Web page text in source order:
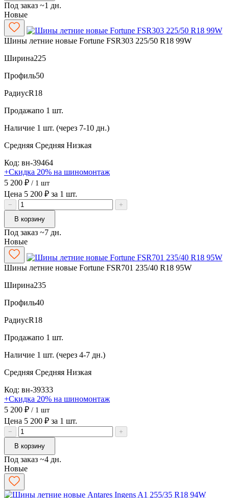
Под заказ ~1 дн.
Новые
Шины летние новые Fortune FSR303 225/50 R18 99W
Ширина225
Профиль50
РадиусR18
Продажапо 1 шт.
Наличие 1 шт. (через 7-10 дн.)
Средняя Средняя Низкая
Код: вн-39464
+Скидка 20% на шиномонтаж
5 200 ₽ / 1 шт
Цена 5 200 ₽ за 1 шт.
−
+
В корзину
Под заказ ~7 дн.
Новые
Шины летние новые Fortune FSR701 235/40 R18 95W
Ширина235
Профиль40
РадиусR18
Продажапо 1 шт.
Наличие 1 шт. (через 4-7 дн.)
Средняя Средняя Низкая
Код: вн-39333
+Скидка 20% на шиномонтаж
5 200 ₽ / 1 шт
Цена 5 200 ₽ за 1 шт.
−
+
В корзину
Под заказ ~4 дн.
Новые